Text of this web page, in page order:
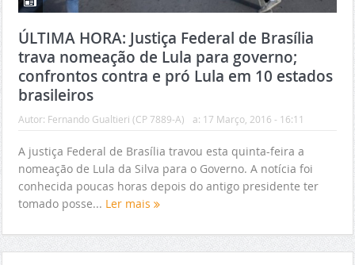
ÚLTIMA HORA: Justiça Federal de Brasília
trava nomeação de Lula para governo;
confrontos contra e pró Lula em 10 estados
brasileiros
Autor: Fernando Gualtieri (CP 7889-A) a: 17 Março, 2016 - 16:11
A justiça Federal de Brasília travou esta quinta-feira a
nomeação de Lula da Silva para o Governo. A notícia foi
conhecida poucas horas depois do antigo presidente ter
tomado posse... Ler mais